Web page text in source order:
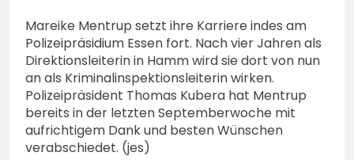
Mareike Mentrup setzt ihre Karriere indes am
Polizeipräsidium Essen fort. Nach vier Jahren als
Direktionsleiterin in Hamm wird sie dort von nun
an als Kriminalinspektionsleiterin wirken.
Polizeipräsident Thomas Kubera hat Mentrup
bereits in der letzten Septemberwoche mit
aufrichtigem Dank und besten Wünschen
verabschiedet. (jes)